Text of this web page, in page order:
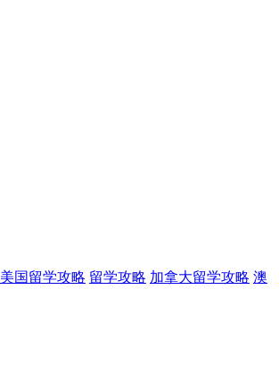
美国留学攻略 留学攻略 加拿大留学攻略 澳